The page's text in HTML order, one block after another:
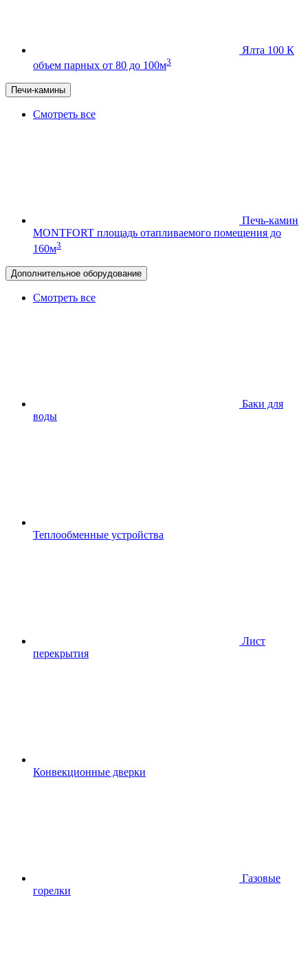
Ялта 100 К
объем парных от 80 до 100м3
Печи-камины
Смотреть все
Печь-камин
MONTFORT площадь отапливаемого помещения до
160м3
Дополнительное оборудование
Смотреть все
Баки для
воды
Теплообменные устройства
Лист
перекрытия
Конвекционные дверки
Газовые
горелки